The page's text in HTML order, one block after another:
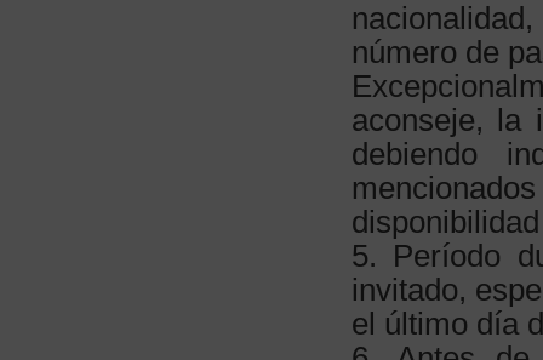
número de
aconseje, la
debiendo
5. Período
invitado,
el último día